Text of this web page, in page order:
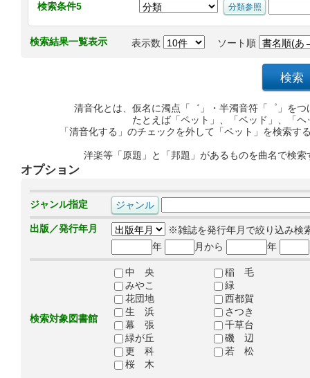
検索条件5
検索結果一覧表示 表示数 ソート順
清音化とは、仮名に濁点「゛」・半濁音符「゜」を
たとえば「ペット」、「ベッド」、「
「清音化する」のチェックを外して「ペット」を検索
洋楽等「原題」と「邦題」があるものを曲名で検
オプション
ジャンル指定
出版／発行年月
※雑誌を発行年月で絞り込み検
年
月から 年
検索対象図書館
中 央
稲 毛
みやこ
緑
花団地
西都賀
生 浜
さつき
幕 張
千草台
緑が丘
磯 辺
更 科
若 松
桜 木